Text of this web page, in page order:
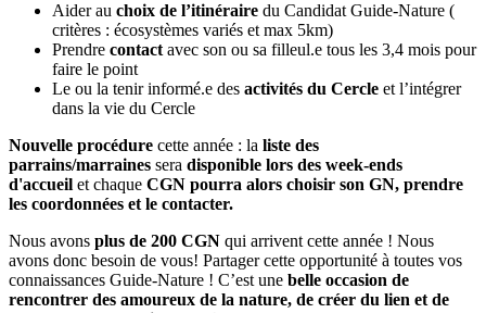
Aider au choix de l’itinéraire du Candidat Guide-Nature (
critères : écosystèmes variés et max 5km)
Prendre contact avec son ou sa filleul.e tous les 3,4 mois pour
faire le point
Le ou la tenir informé.e des activités du Cercle et l’intégrer
dans la vie du Cercle
Nouvelle procédure cette année : la liste des
parrains/marraines sera disponible lors des week-ends
d'accueil et chaque CGN pourra alors choisir son GN, prendre
les coordonnées et le contacter.
Nous avons plus de 200 CGN qui arrivent cette année ! Nous
avons donc besoin de vous! Partager cette opportunité à toutes vos
connaissances Guide-Nature ! C’est une belle occasion de
rencontrer des amoureux de la nature, de créer du lien et de